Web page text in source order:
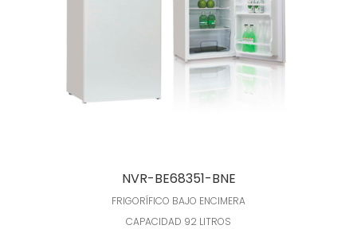
NVR-BE68351-BNE
FRIGORÍFICO BAJO ENCIMERA
CAPACIDAD 92 LITROS